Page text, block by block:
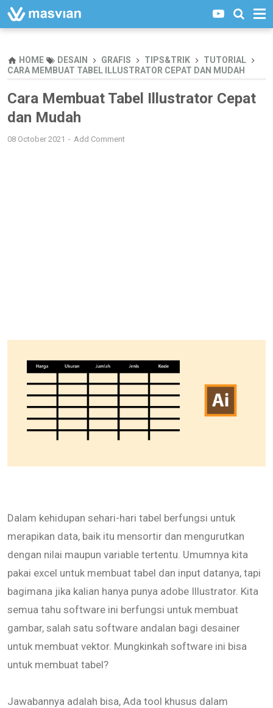
HOME DESAIN GRAFIS TIPS&TRIK
TUTORIAL
CARA MEMBUAT TABEL ILLUSTRATOR CEPAT DAN MUDAH
Cara Membuat Tabel Illustrator Cepat
dan Mudah
08 October 2021 Add Comment
Dalam kehidupan sehari-hari tabel berfungsi untuk
merapikan data, baik itu mensortir dan mengurutkan
dengan nilai maupun variable tertentu. Umumnya kita
pakai excel untuk membuat tabel dan input datanya, tapi
bagimana jika kalian hanya punya adobe Illustrator. Kita
semua tahu software ini berfungsi untuk membuat
gambar, salah satu software andalan bagi desainer
untuk membuat vektor. Mungkinkah software ini bisa
untuk membuat tabel?
Jawabannya adalah bisa, Ada tool khusus dalam